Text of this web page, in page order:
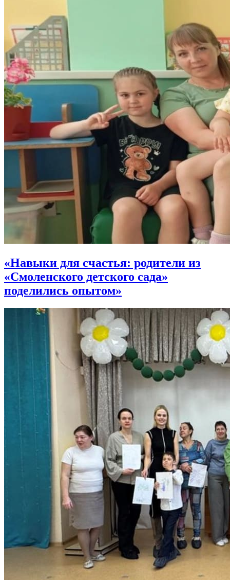
«Навыки для счастья: родители из
«Смоленского детского сада»
поделились опытом»